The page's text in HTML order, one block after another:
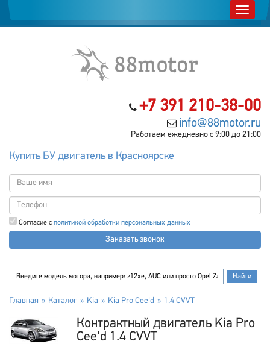
+7 391 210-38-00
info@88motor.ru
Работаем ежедневно с 9:00 до 21:00
Купить БУ двигатель в Красноярске
Согласие с политикой обработки персональных данных
Заказать звонок
Главная Каталог Kia Kia Pro Cee'd 1.4 CVVT
Контрактный двигатель Kia Pro
Cee'd 1.4 CVVT